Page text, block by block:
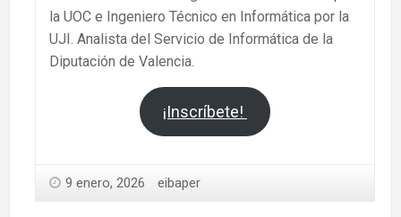
la UOC e Ingeniero Técnico en Informática por la
UJI. Analista del Servicio de Informática de la
Diputación de Valencia.
¡Inscríbete!
9 enero, 2026 eibaper